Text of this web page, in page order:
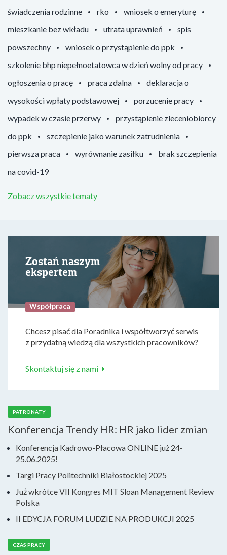
świadczenia rodzinne rko
wniosek o emeryturę
mieszkanie bez wkładu
utrata uprawnień
spis
powszechny
wniosek o przystąpienie do ppk
szkolenie bhp niepełnoetatowca w dzień wolny od pracy
ogłoszenia o pracę
praca zdalna
deklaracja o
wysokości wpłaty podstawowej
porzucenie pracy
wypadek w czasie przerwy
przystąpienie zleceniobiorcy
do ppk
szczepienie jako warunek zatrudnienia
pierwsza praca
wyrównanie zasiłku
brak szczepienia
na covid-19
Zobacz wszystkie tematy
Zostań naszym
ekspertem
Współpraca
Chcesz pisać dla Poradnika i współtworzyć serwis
z przydatną wiedzą dla wszystkich pracowników?
Skontaktuj się z nami
PATRONATY
Konferencja Trendy HR: HR jako lider zmian
Konferencja Kadrowo-Płacowa ONLINE już 24-
25.06.2025!
Targi Pracy Politechniki Białostockiej 2025
Już wkrótce VII Kongres MIT Sloan Management Review
Polska
II EDYCJA FORUM LUDZIE NA PRODUKCJI 2025
CZAS PRACY